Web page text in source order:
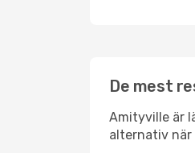
De mest
Amityville är
alternativ när